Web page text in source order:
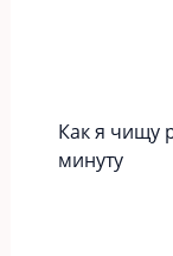
Как я чищу
минуту